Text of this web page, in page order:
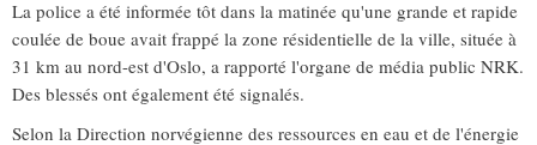
La police a été informée tôt dans la matinée qu'une grande et rapide
coulée de boue avait frappé la zone résidentielle de la ville, située à
31 km au nord-est d'Oslo, a rapporté l'organe de média public NRK.
Des blessés ont également été signalés.
Selon la Direction norvégienne des ressources en eau et de l'énergie